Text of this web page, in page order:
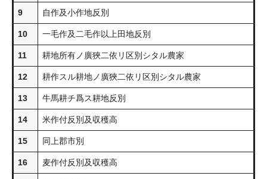
9 自作及小作地反別
10 一毛作及二毛作以上田地反別
11 耕地所有ノ廣狹二依リ区別シタル農家
12 耕作スル耕地ノ廣狹二依リ区別シタル農家
13 牛馬耕チ爲ス耕地反別
14 米作付反別及収穫高
15 同上郡市別
16 麦作付反別及収穫高